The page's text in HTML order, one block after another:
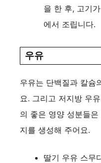
을 한 후, 고기
에서 조립니다.
우유
우유는 단백질과 칼슘
요. 그리고 저지방 우
의 좋은 영양 성분들
지를 생성해 주어요.
딸기 우유 스무